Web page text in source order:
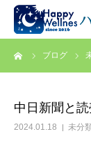
ブログ
中日新聞と
2024.01.18 未分
ホーム